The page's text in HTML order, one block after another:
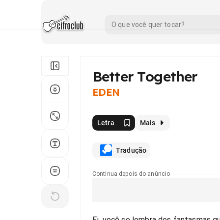
Better Together
EDEN
Letra Mais
Tradução
Continua depois do anúncio